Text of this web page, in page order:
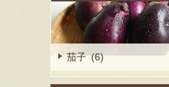
茄子 (6)